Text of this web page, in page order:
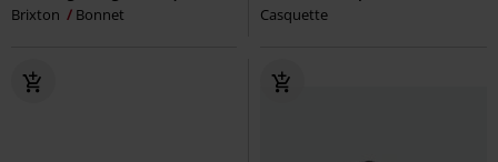
Brixton
Bonnet
Casquette